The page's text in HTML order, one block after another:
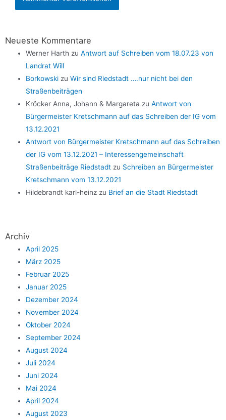
Neueste Kommentare
Werner Harth zuAntwort auf Schreiben vom 18.07.23 von
Landrat Will
Borkowski zuWir sind Riedstadt ….nur nicht bei den
Straßenbeiträgen
Kröcker Anna, Johann & Margareta zuAntwort von
Bürgermeister Kretschmann auf das Schreiben der IG vom
13.12.2021
Antwort von Bürgermeister Kretschmann auf das Schreiben
der IG vom 13.12.2021 – Interessengemeinschaft
Straßenbeiträge Riedstadt zu Schreiben an Bürgermeister
Kretschmann vom 13.12.2021
Hildebrandt karl-heinz zu Brief an die Stadt Riedstadt
Archiv
April 2025
März 2025
Februar 2025
Januar 2025
Dezember 2024
November 2024
Oktober 2024
September 2024
August 2024
Juli 2024
Juni 2024
Mai 2024
April 2024
August 2023